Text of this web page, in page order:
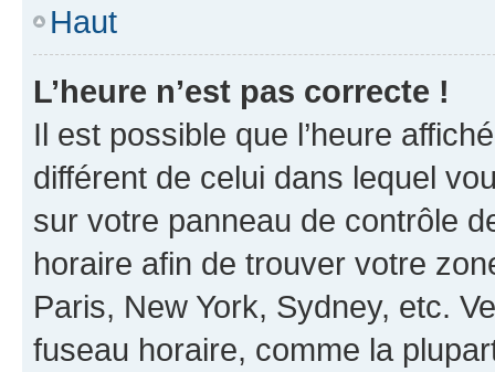
Haut
L’heure n’est pas correcte !
Il est possible que l’heure
différent de celui dans lequel
sur votre panneau de contrôle
horaire afin de trouver votre
Paris, New York, Sydney, etc.
fuseau horaire, comme la